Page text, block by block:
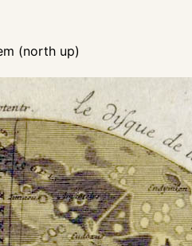
(north up)